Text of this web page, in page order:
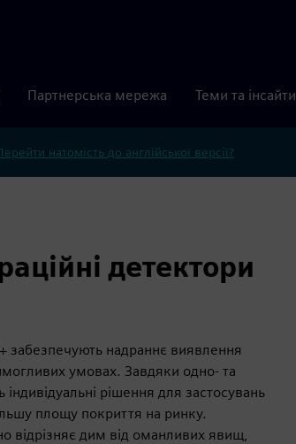
Партнерська мережа Теми та інсайти
натомість до англійської версії?
детектори
забезпечують надраннє виявлення
умовах. Завдяки одно- та
рішення для застосувань
площу покриття на ринку.
відрізняє дим від оманливих явищ,